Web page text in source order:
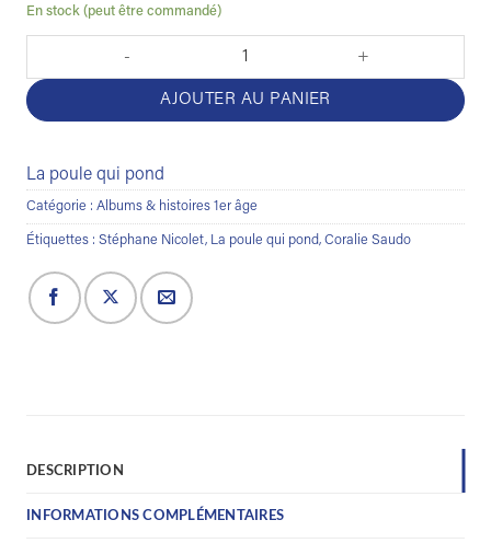
En stock (peut être commandé)
quantité de Eli et la chanson surprise
AJOUTER AU PANIER
La poule qui pond
Catégorie : Albums & histoires 1er âge
Étiquettes : Stéphane Nicolet, La poule qui pond, Coralie Saudo
DESCRIPTION
INFORMATIONS COMPLÉMENTAIRES